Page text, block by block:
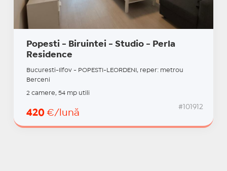
Popesti - Biruintei - Studio - Perla
Residence
Bucuresti-Ilfov - POPESTI-LEORDENI, reper: metrou
Berceni
2 camere, 54 mp utili
420 €/lună
#101912